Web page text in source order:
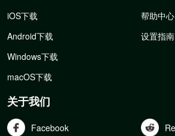
iOS下载
Android下载
Windows下载
macOS下载
帮助中心
设置指南
关于我们
Facebook